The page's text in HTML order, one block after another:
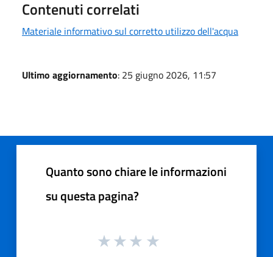
Contenuti correlati
Materiale informativo sul corretto utilizzo dell'acqua
Ultimo aggiornamento: 25 giugno 2026, 11:57
Quanto sono chiare le informazioni
su questa pagina?